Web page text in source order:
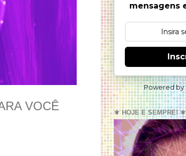
VOCÊ
mensagens
Powered by
⚜️ HOJE E SEMPRE! ⚜️